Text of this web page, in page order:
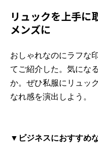
リュックを上手に
メンズに
おしゃれなのにラフな
てご紹介した。気にな
か。ぜひ私服にリュッ
なれ感を演出しよう。
▼ビジネスにおすすめ